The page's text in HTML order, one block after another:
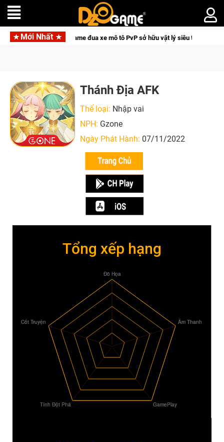
Mới Nhất
Freedom – Game đua xe mô tô PvP sở hữu vật lý siêu thực
Thánh Địa AFK
Thể loại: Nhập vai
NPH: Gzone
Ngày Phát Hành: 07/11/2022
Tổng xếp hạng